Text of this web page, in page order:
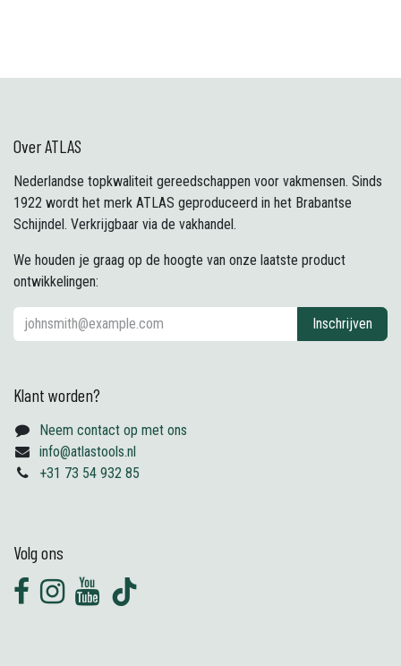
Over ATLAS
Nederlandse topkwaliteit gereedschappen voor vakmensen. Sinds
1922 wordt het merk ATLAS geproduceerd in het Brabantse
Schijndel. Verkrijgbaar via de vakhandel.
We houden je graag op de hoogte van onze laatste product
ontwikkelingen:
Inschrijven
Klant worden?
Neem contact op met ons
info@atlastools.nl
+31 73 54 932 85
Volg ons